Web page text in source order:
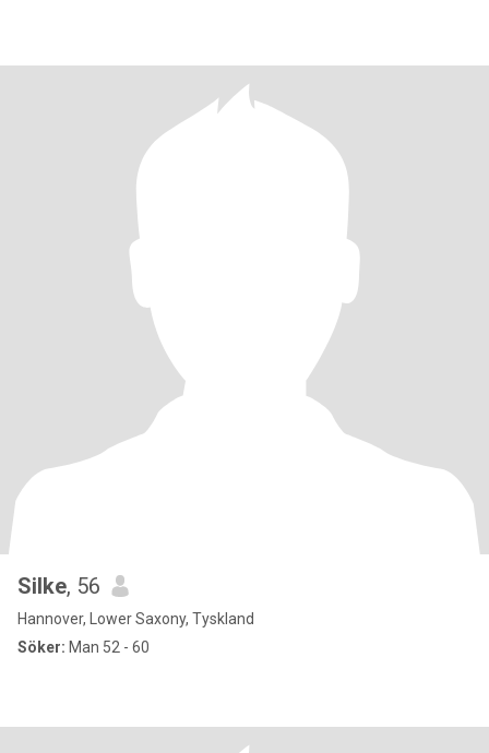
Silke, 56
Hannover, Lower Saxony, Tyskland
Söker: Man 52 - 60